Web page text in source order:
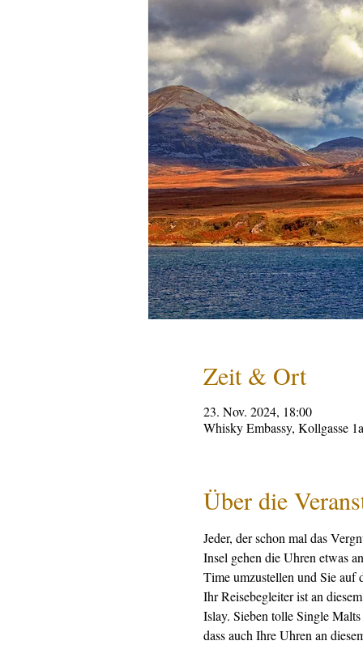
Zeit & Ort
23. Nov. 2024, 18:00
Whisky Embassy, Kollgasse
Über die
Jeder, der schon mal das
Insel gehen die Uhren etwas
Time umzustellen und Sie auf
Ihr Reisebegleiter ist an
Islay. Sieben tolle Single
dass auch Ihre Uhren an